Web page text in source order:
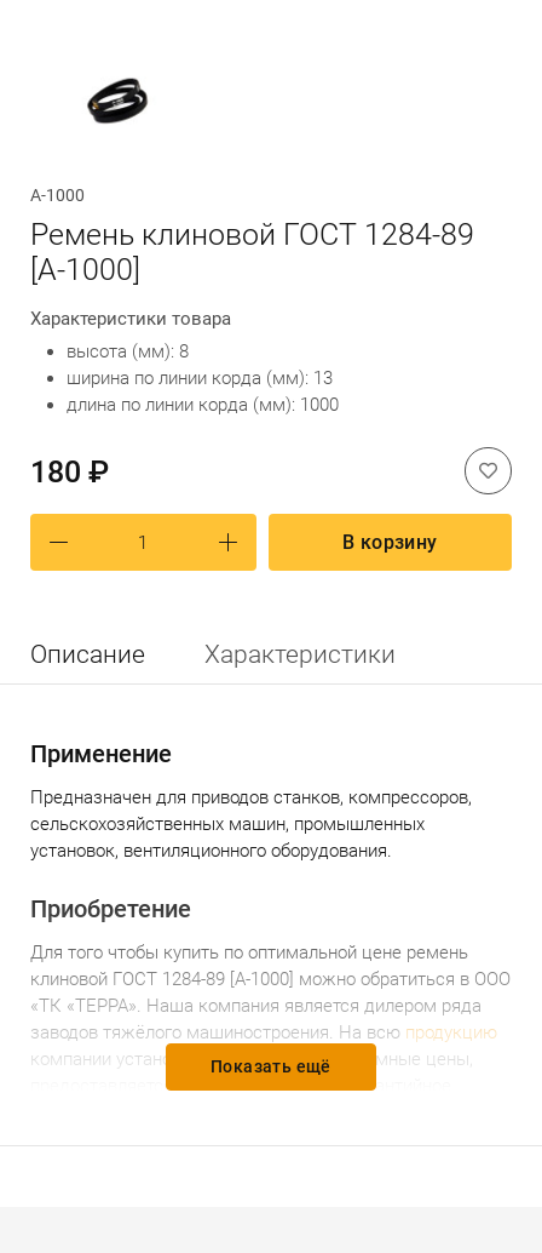
А-1000
Ремень клиновой ГОСТ 1284-89
[А-1000]
Характеристики товара
высота (мм): 8
ширина по линии корда (мм): 13
длина по линии корда (мм): 1000
180 ₽
В корзину
Описание Характеристики
Применение
Предназначен для приводов станков, компрессоров,
сельскохозяйственных машин, промышленных
установок, вентиляционного оборудования.
Приобретение
Для того чтобы купить по оптимальной цене ремень
клиновой ГОСТ 1284-89 [А-1000] можно обратиться в ООО
«ТК «ТЕРРА». Наша компания является дилером ряда
заводов тяжёлого машиностроения. На всю продукцию
компании установлены доступные и разумные цены,
предоставляется гарантийное и послегарантийное
Показать ещё